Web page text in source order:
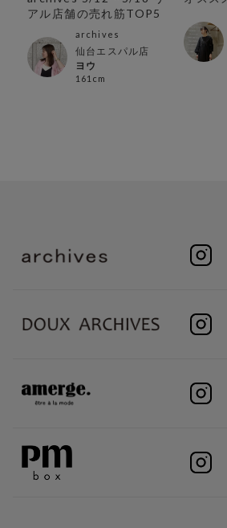
アル店舗の売れ筋TOP5
archives
仙台エスパル店
ヨウ
161cm